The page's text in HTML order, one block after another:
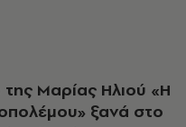
Μαρίας Ηλιού «Η
ξανά στο